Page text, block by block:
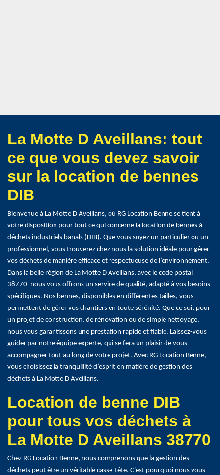
La Motte D Aveillans: tout
ce que vous devez savoir
sur la location de bennes
DIB
Bienvenue à La Motte D Aveillans, où RG Location Benne se tient à
votre disposition pour tout ce qui concerne la location de bennes à
déchets industriels banals (DIB). Que vous soyez un particulier ou un
professionnel, vous trouverez chez nous la solution idéale pour gérer
vos déchets de manière efficace et respectueuse de l’environnement.
Dans la belle région de La Motte D Aveillans, avec le code postal
38770, nous vous offrons un service de qualité, adapté à vos besoins
spécifiques. Nos bennes, disponibles en différentes tailles, vous
permettent de gérer vos chantiers en toute sérénité. Que ce soit pour
un projet de construction, de rénovation ou de simple nettoyage,
nous vous garantissons une prestation rapide et fiable. Laissez-vous
guider par notre équipe experte, qui se fera un plaisir de vous
accompagner tout au long de votre projet. Avec RG Location Benne,
vous choisissez la tranquillité d’esprit en matière de gestion des
déchets à La Motte D Aveillans.
Location de benne DIB
pour tous vos déchets à
La Motte D Aveillans 38770
Chez RG Location Benne, nous comprenons que la gestion des
déchets peut être un véritable casse-tête. C'est pourquoi nous vous